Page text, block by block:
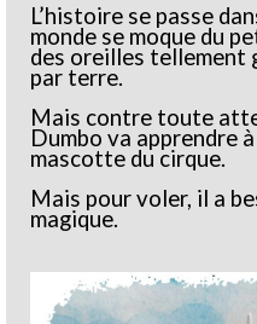
L’histoire se passe
monde se moque du
des oreilles tellement
par terre.
Mais contre toute
Dumbo va apprendre
mascotte du cirque.
Mais pour voler, il a
magique.